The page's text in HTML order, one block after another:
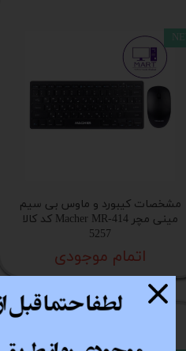
کامپیوتر رومیزی
لوازم جانبی کامپیوتر
کیس اداری
مینی کیس استوک
لپ تاپ
مبلمان گیمینگ
مشخصات کیبورد و ماوس بی سیم
مینی مچر Macher MR-414 کد کالا
5257
اتمام موجودی